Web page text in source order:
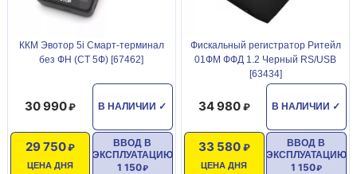
ККМ Эвотор 5i Смарт-терминал
без ФН (СТ 5Ф) [67462]
В НАЛИЧИИ ✓
30 990
ЦЕНА ДНЯ
29 750
ВВОД В
ЭКСПЛУАТАЦИЮ
1 150
Фискальный регистратор Ритейл
01ФМ ФФД 1.2 Черный RS/USB
[63434]
В НАЛИЧИИ ✓
34 980
ЦЕНА ДНЯ
33 580
ВВОД В
ЭКСПЛУАТАЦИЮ
1 150